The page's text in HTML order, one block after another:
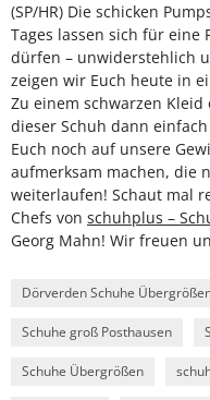
(SP/HR) Die schicken
Tages lassen sich für eine
dürfen – unwiderstehlich
zeigen wir Euch heute in
Zu einem schwarzen
dieser Schuh dann
Euch noch auf unsere
aufmerksam machen, die
weiterlaufen! Schaut mal
Chefs von schuhplus –
Georg Mahn! Wir freuen
Dörverden Schuhe
Schuhe groß Posthausen
Schuhe Übergrößen